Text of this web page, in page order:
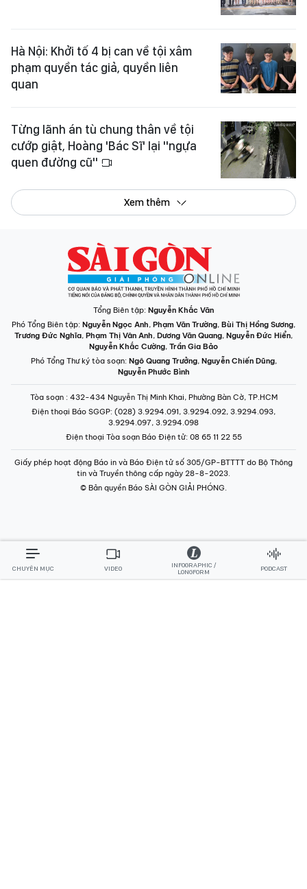
Hà Nội: Khởi tố 4 bị can về tội xâm
phạm quyền tác giả, quyền liên
quan
Từng lãnh án tù chung thân về tội
cướp giật, Hoàng 'Bác Sĩ' lại "ngựa
quen đường cũ"
Xem thêm
Tổng Biên tập: Nguyễn Khắc Văn
Phó Tổng Biên tập: Nguyễn Ngọc Anh, Phạm Văn Trường, Bùi Thị Hồng Sương,
Trương Đức Nghĩa, Phạm Thị Vân Anh, Dương Văn Quang, Nguyễn Đức Hiển,
Nguyễn Khắc Cường, Trần Gia Bảo
Phó Tổng Thư ký tòa soạn: Ngô Quang Trưởng, Nguyễn Chiến Dũng,
Nguyễn Phước Bình
Tòa soạn : 432-434 Nguyễn Thị Minh Khai, Phường Bàn Cờ, TP.HCM
Điện thoại Báo SGGP: (028) 3.9294.091, 3.9294.092, 3.9294.093,
3.9294.097, 3.9294.098
Điện thoại Tòa soạn Báo Điện tử: 08 65 11 22 55
Giấy phép hoạt động Báo in và Báo Điện tử số 305/GP-BTTTT do Bộ Thông
tin và Truyền thông cấp ngày 28-8-2023.
© Bản quyền Báo SÀI GÒN GIẢI PHÓNG.
CHUYÊN MỤC VIDEO
INFOGRAPHIC /
LONGFORM
PODCAST